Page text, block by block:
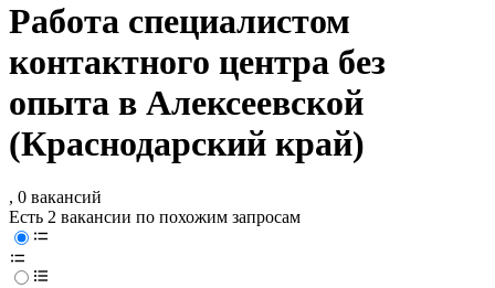
Работа специалистом
контактного центра без
опыта в Алексеевской
(Краснодарский край)
, 0 вакансий
Есть 2 вакансии по похожим запросам